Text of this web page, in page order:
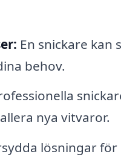
En snickare kan
behov.
nya vitvaror.
lösningar